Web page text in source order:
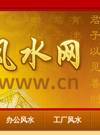
办公风水 工厂风水